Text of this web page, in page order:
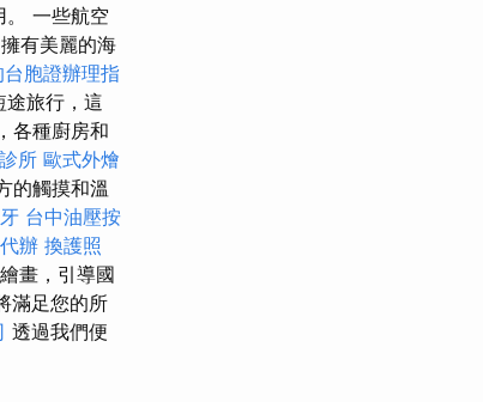
。 一些航空
有美麗的海
胞證辦理指
途旅行，這
各種廚房和
所 歐式外燴
的觸摸和溫
台中油壓按
辦 換護照
畫，引導國
滿足您的所
透過我們便